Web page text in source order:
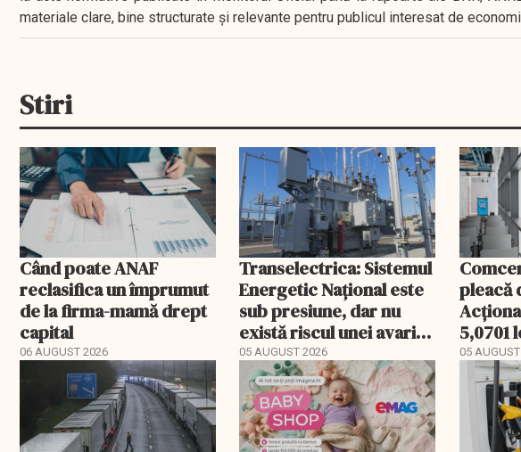
materiale clare, bine structurate și relevante pentru publicul interesat de
Stiri
Când poate ANAF
reclasifica un împrumut
de la firma-mamă drept
capital
06 AUGUST 2026
Transelectrica: Sistemul
Energetic Național este
sub presiune, dar nu
există riscul unei avarii
majore
05 AUGUST 2026
pleacă
5,0701
acțiune
05